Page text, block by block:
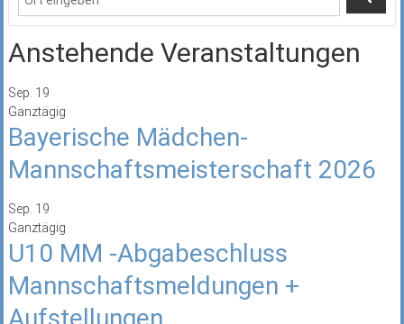
Anstehende Veranstaltungen
Sep. 19
Ganztägig
Bayerische Mädchen-
Mannschaftsmeisterschaft 2026
Sep. 19
Ganztägig
U10 MM -Abgabeschluss
Mannschaftsmeldungen +
Aufstellungen